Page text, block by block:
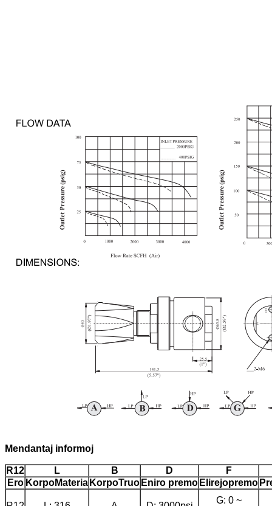
Mendantaj informoj
R12 L B D
F
Ero KorpoMateria KorpoTruo Eniro premo Elirejopremo
G: 0 ~